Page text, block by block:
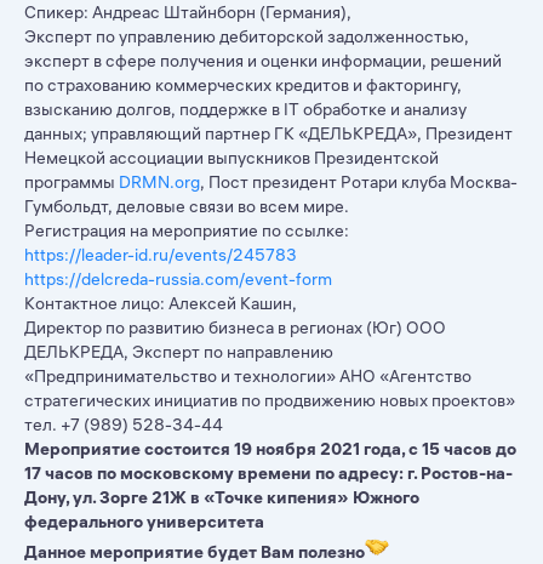
Спикер: Андреас Штайнборн (Германия),​
Эксперт по управлению дебиторской задолженностью,
эксперт в сфере получения и оценки информации, решений
по страхованию коммерческих кредитов и факторингу,
взысканию долгов, поддержке в IT обработке и анализу
данных; управляющий партнер ГК «ДЕЛЬКРЕДА», Президент
Немецкой ассоциации выпускников Президентской
программы DRMN.org, Пост президент Ротари клуба Москва-
Гумбольдт, деловые связи во всем мире.
Регистрация на мероприятие по ссылке:
https://leader-id.ru/events/245783
https://delcreda-russia.com/event-form
Контактное лицо: Алексей Кашин,​
Директор по развитию бизнеса в регионах (Юг) OOO
ДЕЛЬКРЕДА, Эксперт по направлению
«Предпринимательство и технологии» АНО «Агентство
стратегических инициатив по продвижению новых проектов»
тел.​ +7 (989) 528-34-44
Мероприятие состоится 19 ноября 2021 года, с 15 часов до
17 часов по московскому времени по адресу: г. Ростов-на-
Дону, ул. Зорге 21Ж в «Точке кипения» Южного
федерального университета
Данное мероприятие будет Вам полезно